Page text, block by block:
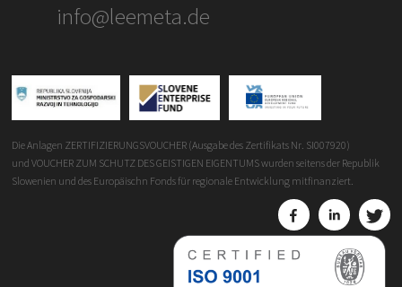
info@leemeta.de
Die Anlagen ZERTIFIZIERUNGSVOUCHER (Ausgabe des Zertifikats Nr. SI007920)
und VOUCHER ZUM SCHUTZ DES GEISTIGEN EIGENTUMS wurden seitens der Republik
Slowenien und des Europäischn Fonds für regionale Entwicklung mitfinanziert.